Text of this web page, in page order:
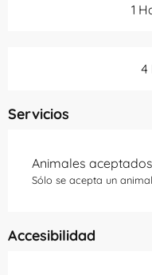
1
4
Servicios
Animales aceptados
Sólo se acepta un
Accesibilidad